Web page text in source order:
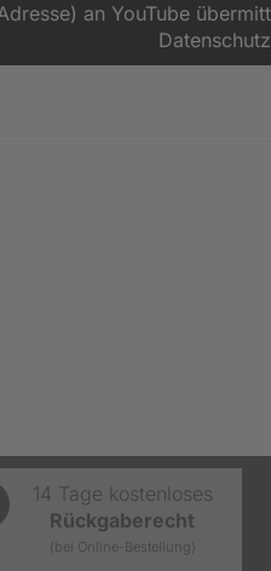
an YouTube
14 Tage kostenloses
Rückgaberecht
(bei Online-Bestellung)